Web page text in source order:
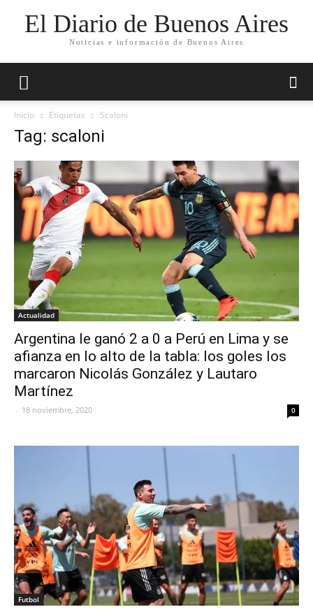
El Diario de Buenos Aires
Noticias e información de Buenos Aires
Inicio Etiquetas Scaloni
Tag: scaloni
Actualidad
Argentina le ganó 2 a 0 a Perú en Lima y se
afianza en lo alto de la tabla: los goles los
marcaron Nicolás González y Lautaro
Martínez
- 18 noviembre, 2020 0
Futbol